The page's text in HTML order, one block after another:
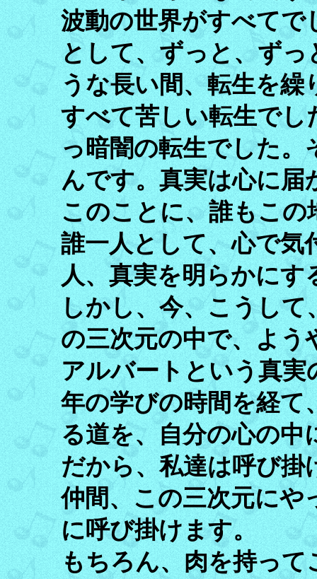
波動の世界がすべてで
として、ずっと、ずっ
うな長い間、転生を繰
すべて苦しい転生でし
っ暗闇の転生でした。
んです。真実は心に届
このことに、誰もこの
誰一人として、心で気
人、真実を明らかにす
しかし、今、こうして
の三次元の中で、よう
アルバートという真実
年の学びの時間を経て
る道を、自分の心の中
だから、私達は呼び掛
仲間、この三次元にや
に呼び掛けます。
もちろん、肉を持って